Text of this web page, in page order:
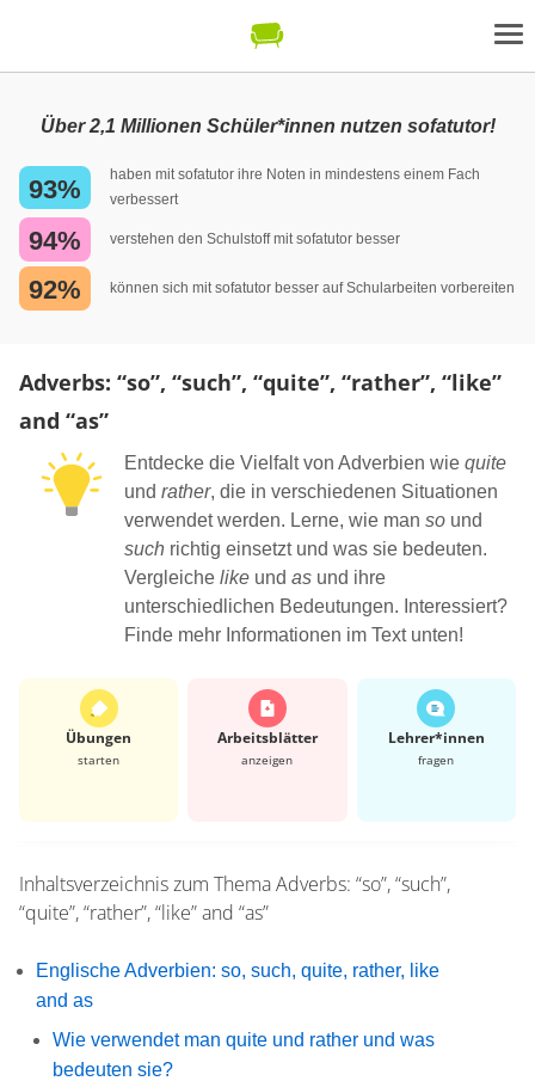
Über 2,1 Millionen Schüler*innen nutzen sofatutor!
93%
haben mit sofatutor ihre Noten in mindestens einem Fach
verbessert
94% verstehen den Schulstoff mit sofatutor besser
92% können sich mit sofatutor besser auf Schularbeiten vorbereiten
Adverbs: “so”, “such”, “quite”, “rather”, “like”
and “as”
Entdecke die Vielfalt von Adverbien wie quite
und rather, die in verschiedenen Situationen
verwendet werden. Lerne, wie man so und
such richtig einsetzt und was sie bedeuten.
Vergleiche like und as und ihre
unterschiedlichen Bedeutungen. Interessiert?
Finde mehr Informationen im Text unten!
Übungen
starten
Arbeits­blätter
anzeigen
Lehrer*​innen
fragen
Inhaltsverzeichnis zum ThemaAdverbs: “so”, “such”,
“quite”, “rather”, “like” and “as”
Englische Adverbien: so, such, quite, rather, like
and as
Wie verwendet man quite und rather und was
bedeuten sie?